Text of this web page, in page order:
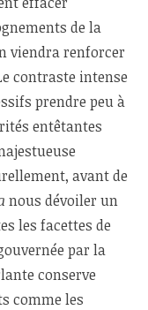
de la
viendra renforcer
contraste intense
prendre peu à
entêtantes
avant de
nous dévoiler un
les facettes de
par la
conserve
comme les